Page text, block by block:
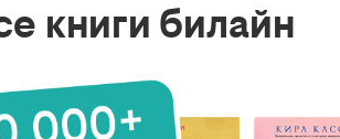
книги билайн